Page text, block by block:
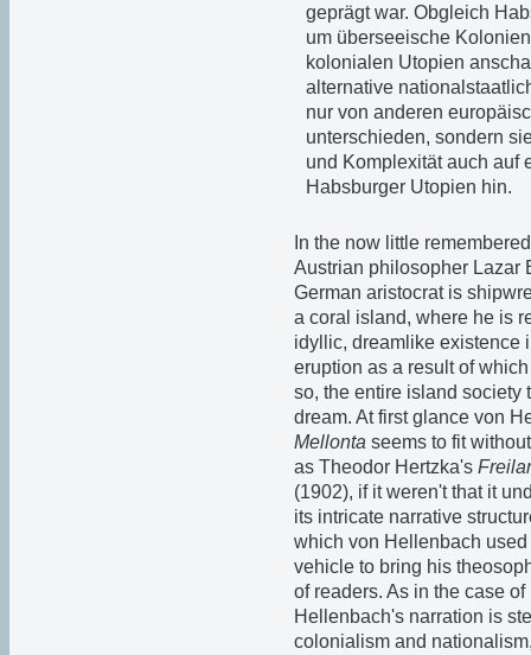
geprägt war. Obgleich
um überseeische
kolonialen Utopien
alternative
nur von anderen
unterschieden, sondern
und Komplexität auch auf
Habsburger Utopien hin.
In the now little
Austrian philosopher Lazar
German aristocrat is
a coral island, where he is
idyllic, dreamlike existence
eruption as a result of
so, the entire island society
dream. At first glance von
Mellonta seems to fit
as Theodor Hertzka's
(1902), if it weren't that it
its intricate narrative
which von Hellenbach
vehicle to bring his
of readers. As in the case
Hellenbach's narration is
colonialism and